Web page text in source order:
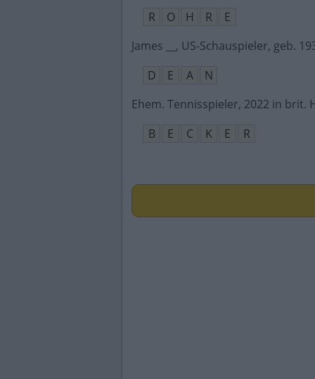
R
O H R
E
James __, US-Schauspieler, geb.
D
E A
N
Ehem. Tennisspieler, 2022 in brit.
B
E C K E R